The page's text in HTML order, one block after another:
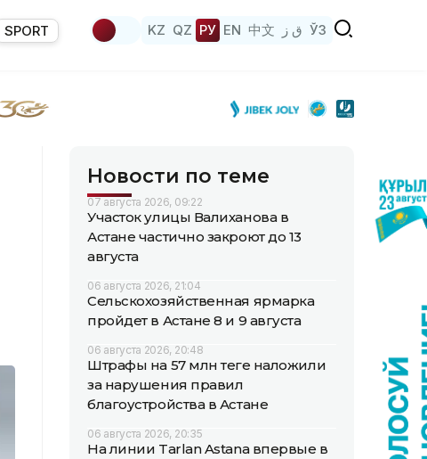
SPORT KZ QZ РУ EN 中文 ق ز ЎЗ
Новости по теме
07 августа 2026, 09:22
Участок улицы Валиханова в
Астане частично закроют до 13
августа
06 августа 2026, 21:04
Сельскохозяйственная ярмарка
пройдет в Астане 8 и 9 августа
06 августа 2026, 20:48
Штрафы на 57 млн теңге наложили
за нарушения правил
благоустройства в Астане
06 августа 2026, 20:35
На линии Tarlan Astana впервые в